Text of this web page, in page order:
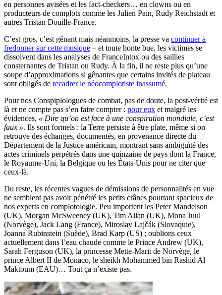
en personnes avisées et les fact-checkers… en clowns ou en
producteurs de complots comme les Julien Pain, Rudy Reichstadt et
autres Tristan Douille-France.
C’est gros, c’est gênant mais néanmoins, la presse va continuer à
fredonner sur cette musique – et toute honte bue, les victimes se
dissolvent dans les analyses de FranceIntox ou des saillies
consternantes de Tristan ou Rudy. À la fin, il ne reste plus qu’une
soupe d’approximations si gênantes que certains invités de plateau
sont obligés de recadrer le néocomplotiste inassumé.
Pour nos Conspiplologues de combat, pas de doute, la post-vérité est
là et ne compte pas s’en faire compter : pour eux et malgré les
évidences, « Dire qu’on est face à une conspiration mondiale, c’est
faux ». Ils sont formels : la Terre persiste à être plate, même si on
retrouve des échanges, documentés, en provenance directe du
Département de la Justice américain, montrant sans ambiguïté des
actes criminels perpétrés dans une quinzaine de pays dont la France,
le Royaume-Uni, la Belgique ou les États-Unis pour ne citer que
ceux-là.
Du reste, les récentes vagues de démissions de personnalités en vue
ne semblent pas avoir pénétré les petits crânes pourtant spacieux de
nos experts en complotologie. Peu importent les Peter Mandelson
(UK), Morgan McSweeney (UK), Tim Allan (UK), Mona Juul
(Norvège), Jack Lang (France), Miroslav Lajčák (Slovaquie),
Joanna Rubinstein (Suède), Brad Karp (US) ; oublions ceux
actuellement dans l’eau chaude comme le Prince Andrew (UK),
Sarah Ferguson (UK), la princesse Mette-Marit de Norvège, le
prince Albert II de Monaco, le sheikh Mohammed bin Rashid Al
Maktoum (EAU)… Tout ça n’existe pas.